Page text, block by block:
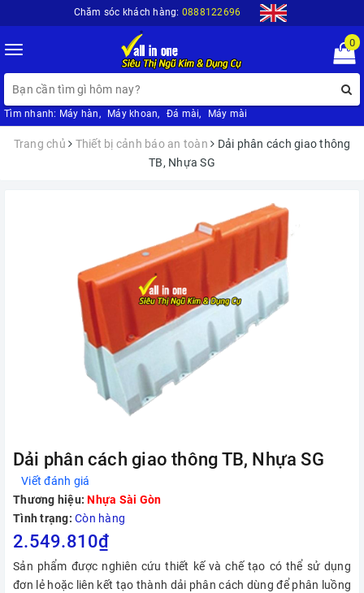
Chăm sóc khách hàng: 0888122696
Toggle
navigation
0
Tìm nhanh: Máy hàn, Máy khoan, Đá mài, Máy mài
Trang chủ Thiết bị cảnh báo an toàn
Dải phân cách giao thông
TB, Nhựa SG
Dải phân cách giao thông TB, Nhựa SG
Viết đánh giá
Thương hiệu: Nhựa Sài Gòn
Tình trạng: Còn hàng
2.549.810₫
Sản phẩm được nghiên cứu thiết kế và chế tạo có thể sử dụng
đơn lẻ hoặc liên kết tạo thành dải phân cách dùng để phân luồng